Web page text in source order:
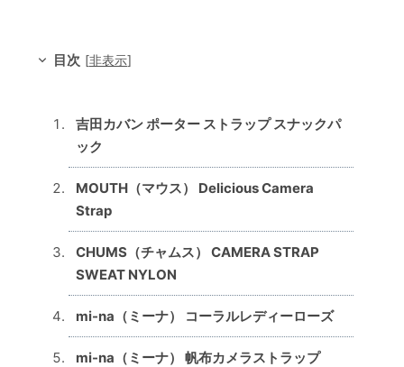
目次 [非表示]
吉田カバン ポーター ストラップ スナックパ
ック
MOUTH（マウス） Delicious Camera
Strap
CHUMS（チャムス） CAMERA STRAP
SWEAT NYLON
mi-na（ミーナ） コーラルレディーローズ
mi-na（ミーナ） 帆布カメラストラップ